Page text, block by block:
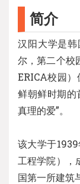
简介
汉阳大学是
尔，第二个校
ERICA校园
鲜朝鲜时期的
真理的爱”。
该大学于
工程学院），
国第一所建筑